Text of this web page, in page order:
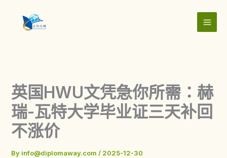
content
英国HWU文凭急你所需：赫
瑞-瓦特大学毕业证三天补回
不涨价
By info@diplomaway.com / 2025-12-30